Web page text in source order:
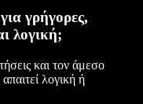
γρήγορες,
λογική;
και τον άμεσο
λογική ή